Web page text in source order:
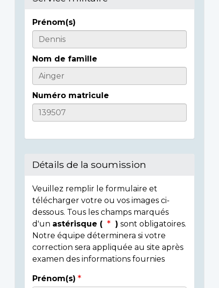
Casualty
Details
Prénom(s)
Nom de famille
Numéro matricule
Détails de la soumission
Veuillez remplir le formulaire et
télécharger votre ou vos images ci-
dessous. Tous les champs marqués
d'un astérisque ( ) sont obligatoires.
Notre équipe déterminera si votre
correction sera appliquée au site après
examen des informations fournies
Prénom(s)